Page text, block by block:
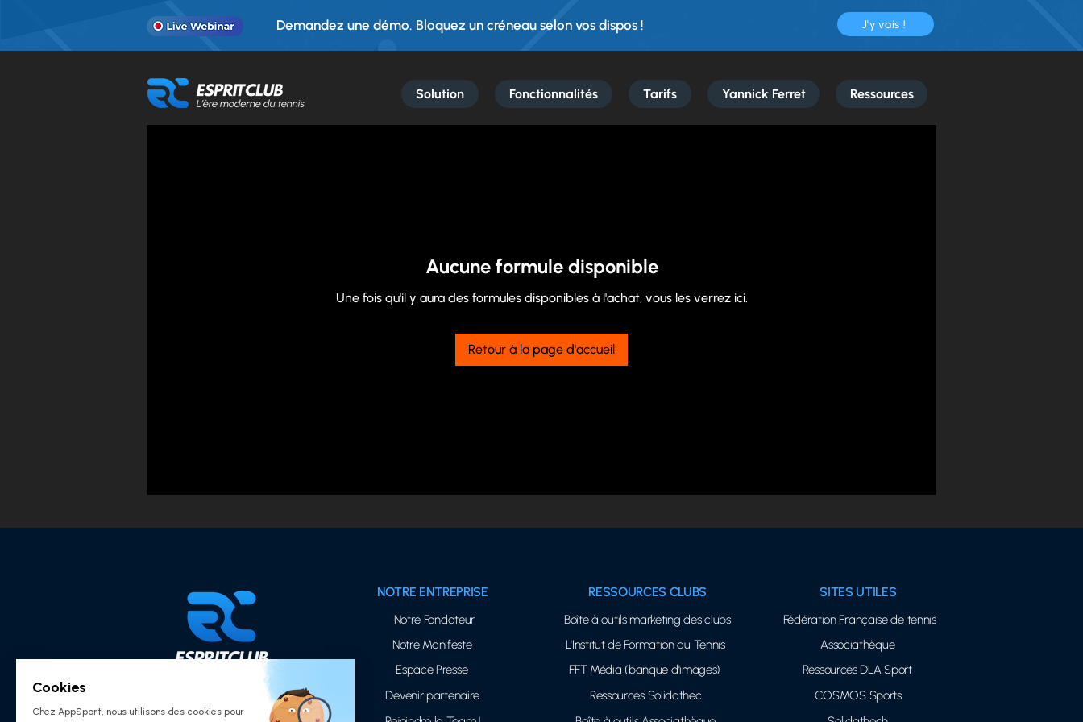
Demandez une démo. Bloquez un créneau selon vos dispos ! J'y vais !
Solution Fonctionnalités Tarifs Yannick Ferret Ressources
Aucune formule disponible
Une fois qu'il y aura des formules disponibles à l'achat, vous les verrez ici.
Retour à la page d'accueil
NOTRE ENTREPRISE
Notre Fondateur
Notre Manifeste
Espace Presse
Devenir partenaire
RESSOURCES CLUBS
Boîte à outils marketing des clubs
L'Institut de Formation du Tennis
FFT Média (banque d'images)
Ressources Solidathec
SITES UTILES
Fédération Française de tennis
Associathèque
Ressources DLA Sport
COSMOS Sports